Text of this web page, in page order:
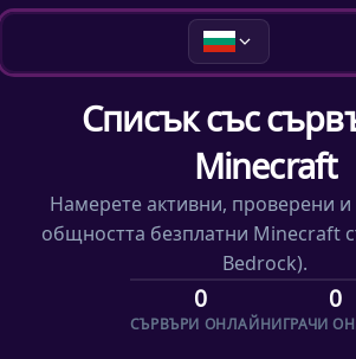
Списък със
Minecraft
Намерете активни, проверени и
общността безплатни Minecraft
Bedrock).
0
СЪРВЪРИ ОНЛАЙН
0
ИГРАЧИ